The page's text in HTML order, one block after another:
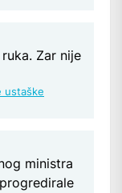
Zar nije
ustaške
ministra